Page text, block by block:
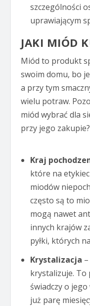
szczególności
uprawiającym
JAKI MIÓD
Miód to produkt
swoim domu, bo
a przy tym
wielu potraw.
miód wybrać dla
przy jego zakupie?
Kraj
które na
miodów
często są to
mogą nawet
innych krajów
pyłki, których
Krystalizacja
krystalizuje.
świadczy o
już parę